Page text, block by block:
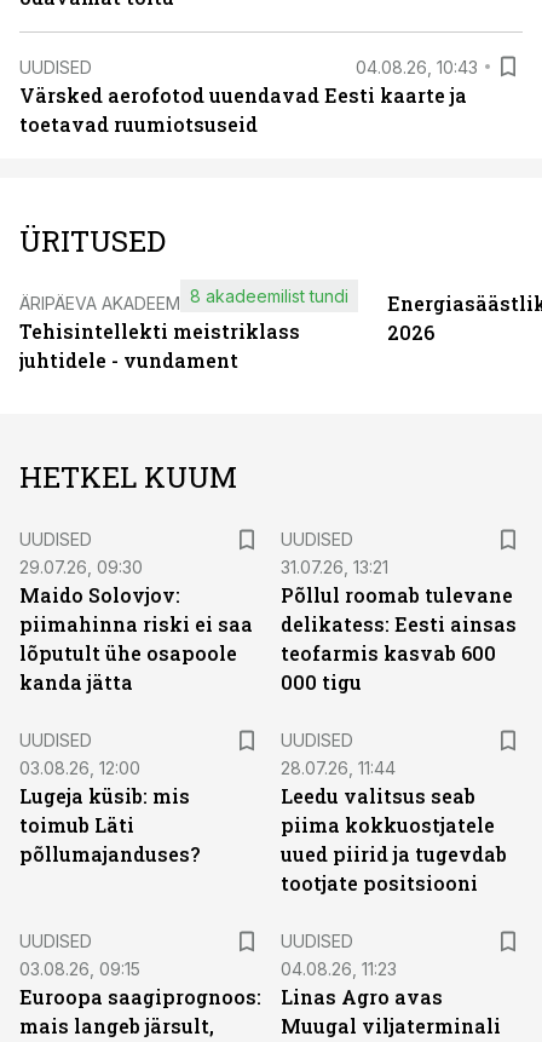
UUDISED 04.08.26, 10:43
Värsked aerofotod uuendavad Eesti kaarte ja
toetavad ruumiotsuseid
ÜRITUSED
ÄRIPÄEVA AKADEEMIA
Tehisintellekti meistriklass
juhtidele - vundament
8 akadeemilist tundi
2026
HETKEL KUUM
UUDISED
29.07.26, 09:30
Maido Solovjov:
piimahinna riski ei saa
lõputult ühe osapoole
kanda jätta
UUDISED
31.07.26, 13:21
Põllul roomab tulevane
delikatess: Eesti ainsas
teofarmis kasvab 600
000 tigu
UUDISED
03.08.26, 12:00
Lugeja küsib: mis
toimub Läti
põllumajanduses?
UUDISED
28.07.26, 11:44
Leedu valitsus seab
piima kokkuostjatele
uued piirid ja tugevdab
tootjate positsiooni
UUDISED
03.08.26, 09:15
Euroopa saagiprognoos:
mais langeb järsult,
UUDISED
04.08.26, 11:23
Linas Agro avas
Muugal viljaterminali